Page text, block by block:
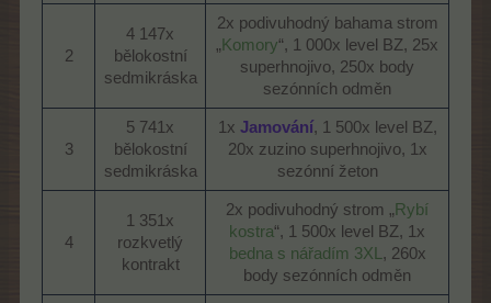
2​
4 147x
bělokostní
sedmikráska​
2x podivuhodný bahama strom
„ Komory“, 1 000x level BZ, 25x
superhnojivo, 250x body
sezónních odměn​
3​
5 741x
bělokostní
sedmikráska​
1x Jamování, 1 500x level BZ,
20x zuzino superhnojivo, 1x
sezónní žeton​
4​
1 351x
rozkvetlý
kontrakt​
2x podivuhodný strom „ Rybí
kostra“, 1 500x level BZ, 1x
bedna s nářadím 3XL , 260x
body sezónních odměn​